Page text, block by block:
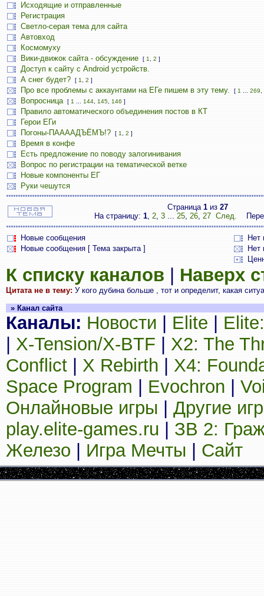
Исходящие и отправленные
Регистрация
Светло-серая тема для сайта
Автовход
Космомуху
Вики-движок сайта - обсуждение
[ 1 2 ]
Доступ к сайту с Android устройств.
А снег будет?
[ 1 2 ]
Про все проблемы с аккаунтами на ЕГе пишем в эту тему. [ 1 269
Вопросница [ 1 144 145 146 ]
Правило автоматического объединения постов в КТ
Герои ЕГи
Погоны-ПААААДЪЁМЪ!?
[ 1 2 ]
Время в конфе
Есть предложение по поводу залогинивания
Вопрос по регистрации на тематической ветке
Новые компоненты ЕГ
Руки чешутся
Страница 1из 27
На страницу: 1, 2, 3 ... 25, 26, 27 След.
Новые сообщения
Нет
Новые сообщения [ Тема закрыта ]
Нет
К списку каналов Наверх
Цитата не в тему: У кого дубина больше , тот и определит, какая
» Канал сайта
Каналы: Новости Elite
X-Tension/X-BTF
X2: The
Conflict
X Rebirth
X4:
Space Program
Evochron
Онлайновые игры
Другие
play.elite-games.ru
ЗВ 2:
Железо
Игра Мечты Сайт